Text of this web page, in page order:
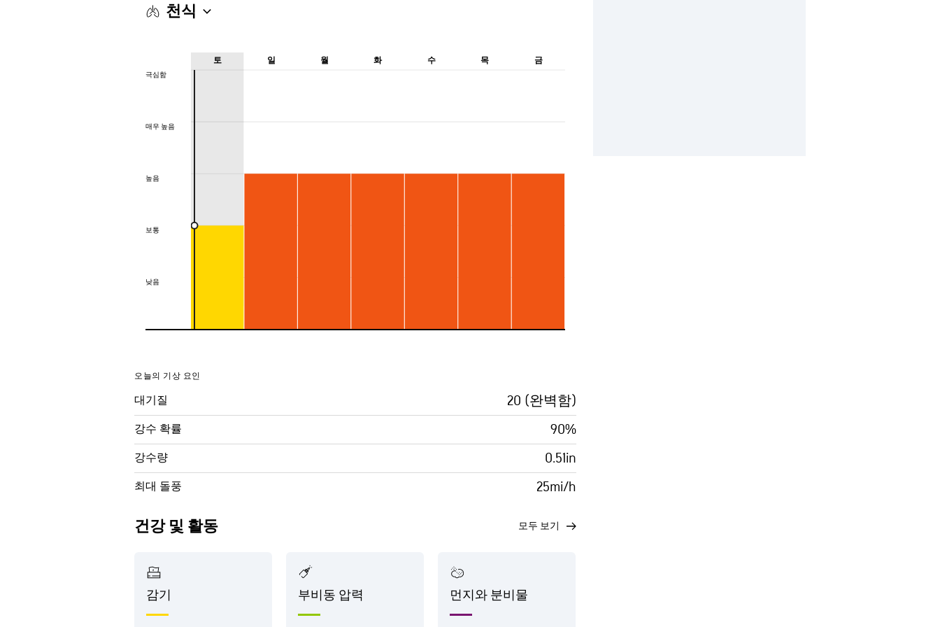
천식
극심함
매우 높음
높음
보통
낮음
토 일 월 화 수 목 금
극심함
매우 높음
높음
보통
낮음
오늘의 기상 요인
대기질 20 (완벽함)
강수 확률 90%
강수량 0.51in
최대 돌풍 25mi/h
건강 및 활동 모두 보기
감기 부비동 압력 먼지와 분비물